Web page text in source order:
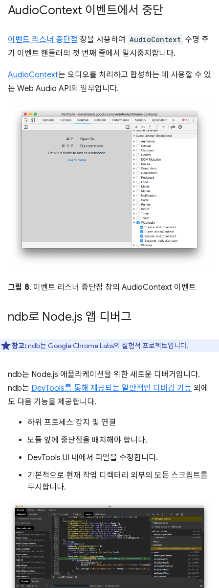
AudioContext 이벤트에서 중단
이벤트 리스너 중단점 창을 사용하여 AudioContext 수명 주
기 이벤트 핸들러의 첫 번째 줄에서 일시중지합니다.
AudioContext는 오디오를 처리하고 합성하는 데 사용할 수 있
는 Web Audio API의 일부입니다.
그림 8. 이벤트 리스너 중단점 창의 AudioContext 이벤트
ndb로 Node.js 앱 디버그
참고:ndb는 Google Chrome Labs의 실험적 프로젝트입니다.
ndb는 Node.js 애플리케이션을 위한 새로운 디버거입니다.
ndb는 DevTools를 통해 제공되는 일반적인 디버깅 기능 외에
도 다음 기능을 제공합니다.
하위 프로세스 감지 및 연결
모듈 앞에 중단점을 배치해야 합니다.
DevTools UI 내에서 파일을 수정합니다.
기본적으로 현재 작업 디렉터리 외부의 모든 스크립트를
무시합니다.